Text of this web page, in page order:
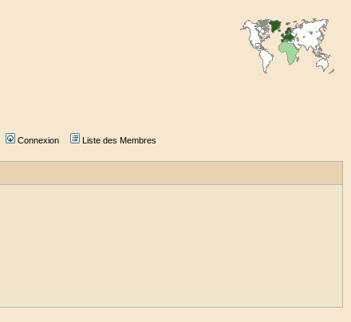
Connexion Liste des Membres